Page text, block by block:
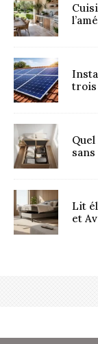
trois
Lit
et